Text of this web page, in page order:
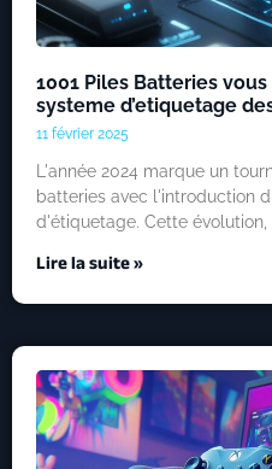
1001 Piles Batteries
systeme d’etiquetage
11 février 2025
L'année 2024 marque un
batteries avec l'introduction
d'étiquetage. Cette
Lire la suite »